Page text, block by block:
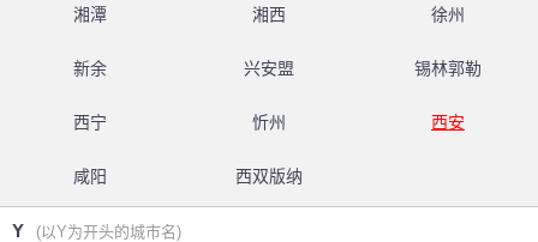
湘潭 湘西 徐州
新余 兴安盟 锡林郭勒
西宁 忻州 西安
咸阳 西双版纳
Y (以Y为开头的城市名)